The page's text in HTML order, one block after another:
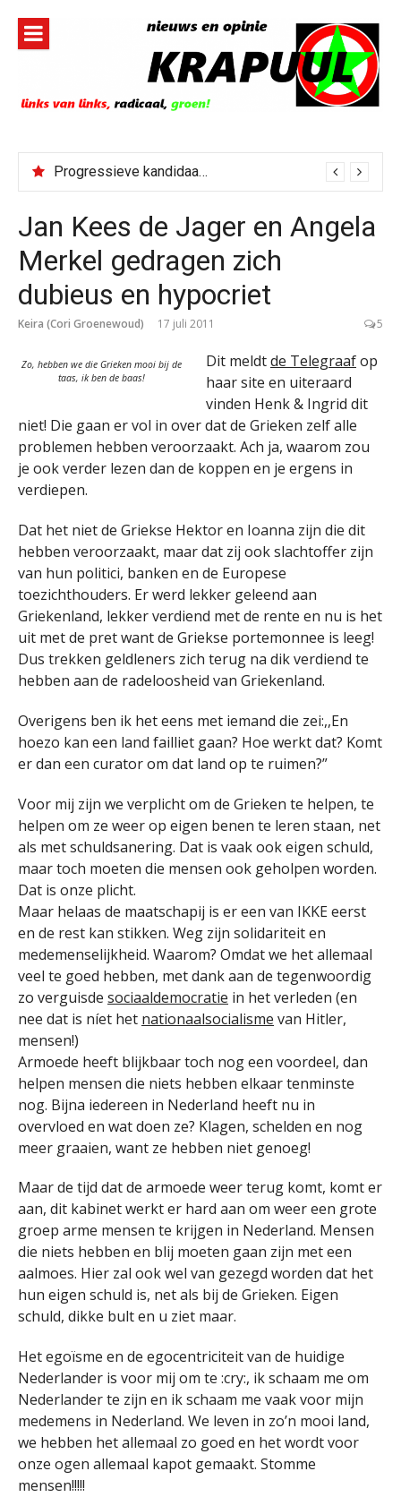
inhoud
Progressieve kandidaat El-Sayed senaatskandidaat Michigan
Jan Kees de Jager en Angela
Merkel gedragen zich
dubieus en hypocriet
Keira (Cori Groenewoud) 17 juli 2011 5
Zo, hebben we die Grieken mooi bij de
taas, ik ben de baas!
Dit meldtde Telegraafop
haar site en uiteraard
vinden Henk & Ingrid dit
niet! Die gaan er vol in over dat de Grieken zelf alle
problemen hebben veroorzaakt. Ach ja, waarom zou
je ook verder lezen dan de koppen en je ergens in
verdiepen.
Dat het niet de Griekse Hektor en Ioanna zijn die dit
hebben veroorzaakt, maar dat zij ook slachtoffer zijn
van hun politici, banken en de Europese
toezichthouders. Er werd lekker geleend aan
Griekenland, lekker verdiend met de rente en nu is het
uit met de pret want de Griekse portemonnee is leeg!
Dus trekken geldleners zich terug na dik verdiend te
hebben aan de radeloosheid van Griekenland.
Overigens ben ik het eens met iemand die zei:,,En
hoezo kan een land failliet gaan? Hoe werkt dat? Komt
er dan een curator om dat land op te ruimen?”
Voor mij zijn we verplicht om de Grieken te helpen, te
helpen om ze weer op eigen benen te leren staan, net
als met schuldsanering. Dat is vaak ook eigen schuld,
maar toch moeten die mensen ook geholpen worden.
Dat is onze plicht.
Maar helaas de maatschapij is er een van IKKE eerst
en de rest kan stikken. Weg zijn solidariteit en
medemenselijkheid. Waarom? Omdat we het allemaal
veel te goed hebben, met dank aan de tegenwoordig
zo verguisde sociaaldemocratie in het verleden (en
nee dat is níet het nationaalsocialisme van Hitler,
mensen!)
Armoede heeft blijkbaar toch nog een voordeel, dan
helpen mensen die niets hebben elkaar tenminste
nog. Bijna iedereen in Nederland heeft nu in
overvloed en wat doen ze? Klagen, schelden en nog
meer graaien, want ze hebben niet genoeg!
Maar de tijd dat de armoede weer terug komt, komt er
aan, dit kabinet werkt er hard aan om weer een grote
groep arme mensen te krijgen in Nederland. Mensen
die niets hebben en blij moeten gaan zijn met een
aalmoes. Hier zal ook wel van gezegd worden dat het
hun eigen schuld is, net als bij de Grieken. Eigen
schuld, dikke bult en u ziet maar.
Het egoïsme en de egocentriciteit van de huidige
Nederlander is voor mij om te :cry:, ik schaam me om
Nederlander te zijn en ik schaam me vaak voor mijn
medemens in Nederland. We leven in zo’n mooi land,
we hebben het allemaal zo goed en het wordt voor
onze ogen allemaal kapot gemaakt. Stomme
mensen!!!!!